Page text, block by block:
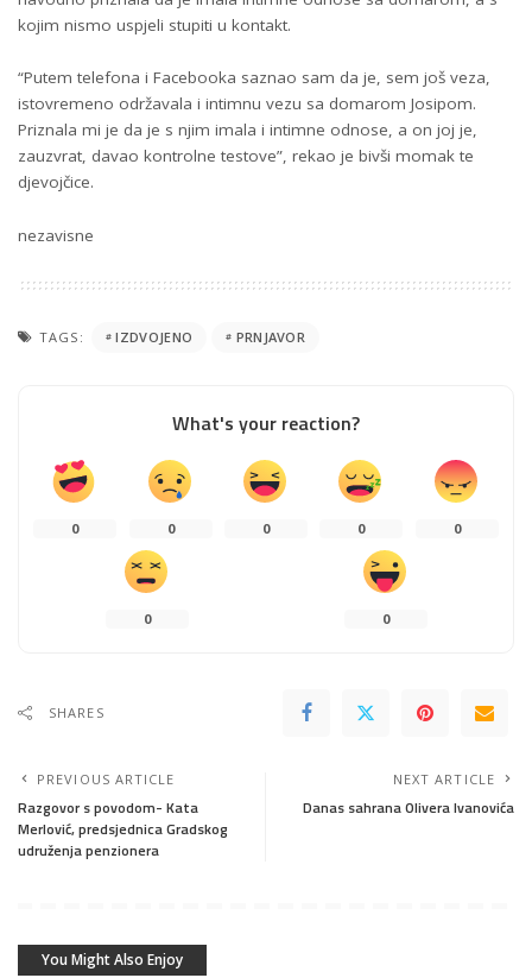
kojim nismo uspjeli stupiti u kontakt.
“Putem telefona i Facebooka saznao sam da je, sem još veza,
istovremeno održavala i intimnu vezu sa domarom Josipom.
Priznala mi je da je s njim imala i intimne odnose, a on joj je,
zauzvrat, davao kontrolne testove”, rekao je bivši momak te
djevojčice.
nezavisne
TAGS: IZDVOJENO PRNJAVOR
What's your reaction?
0 0 0 0 0
0 0
SHARES
PREVIOUS ARTICLE
Razgovor s povodom- Kata
Merlović, predsjednica Gradskog
udruženja penzionera
NEXT ARTICLE
Danas sahrana Olivera Ivanovića
You Might Also Enjoy